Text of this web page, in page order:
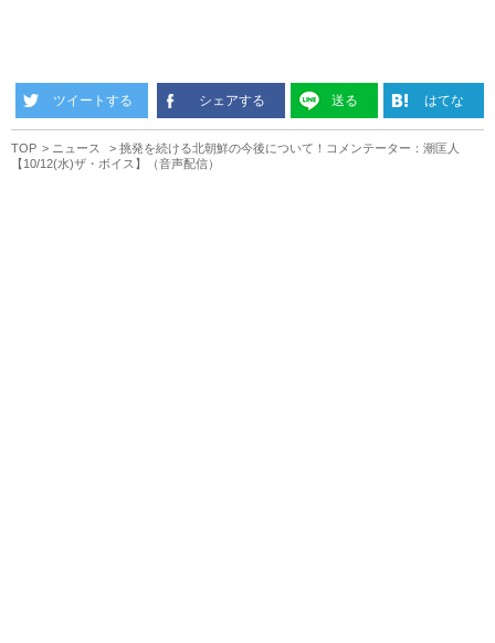
ツイートする シェアする 送る はてな
TOP ニュース
挑発を続ける北朝鮮の今後について！コメンテーター：潮匡人
【10/12(水)ザ・ボイス】（音声配信）